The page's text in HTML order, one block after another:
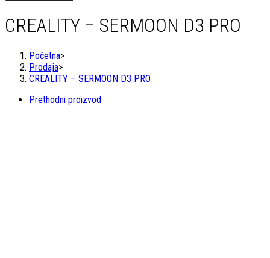
SERMOON
PRO
CREALITY – SERMOON D3 PRO
Početna>
Prodaja>
CREALITY – SERMOON D3 PRO
Prethodni proizvod